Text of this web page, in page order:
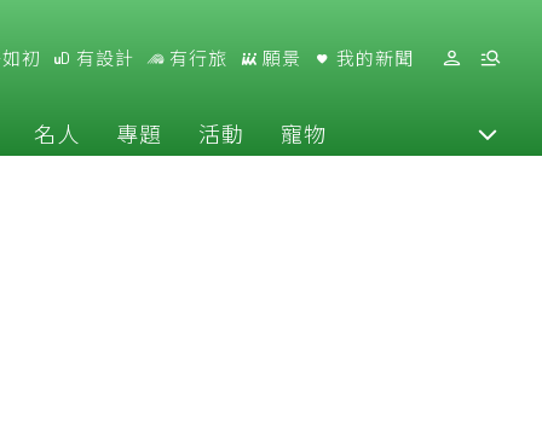
初 有設計 有行旅 願景 我的新聞
名人 專題 活動 寵物